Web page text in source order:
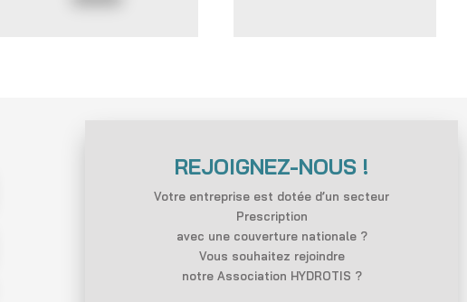
REJOIGNEZ-NOUS !
Votre entreprise est dotée d’un secteur
Prescription
avec une couverture nationale ?
Vous souhaitez rejoindre
notre Association HYDROTIS ?